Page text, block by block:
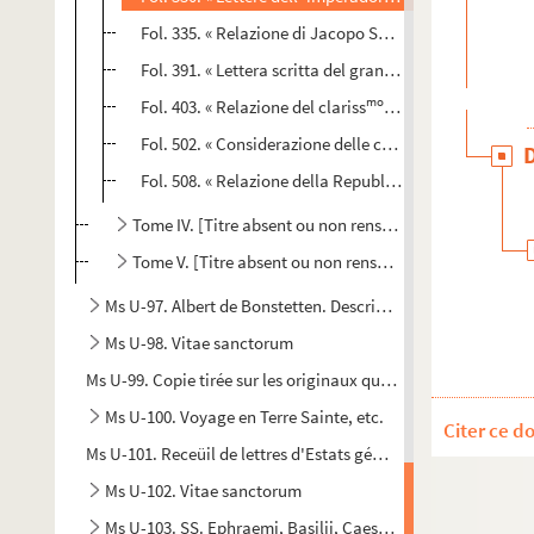
Fol. 335. « Relazione di Jacopo Soranzo delle cose di
Fol. 391. « Lettera scritta del granduca di Toscana al S
Fol. 403. « Relazione del clarissmoAndrea [Doria]
Fol. 502. « Considerazione delle cose che si deono
Fol. 508. « Relazione della Republica Veneziana al re
Tome IV. [Titre absent ou non renseigné]
Tome V. [Titre absent ou non renseigné]
Ms U-97. Albert de Bonstetten. Descriptio superioris
Ms U-98. Vitae sanctorum
Ms U-99. Copie tirée sur les originaux qui sont entre les
Ms U-100. Voyage en Terre Sainte, etc.
Ms U-101. Receüil de lettres d'Estats généraux
Ms U-102. Vitae sanctorum
Ms U-103. SS. Ephraemi, Basilii, Caesarii et Augustini
Citer ce